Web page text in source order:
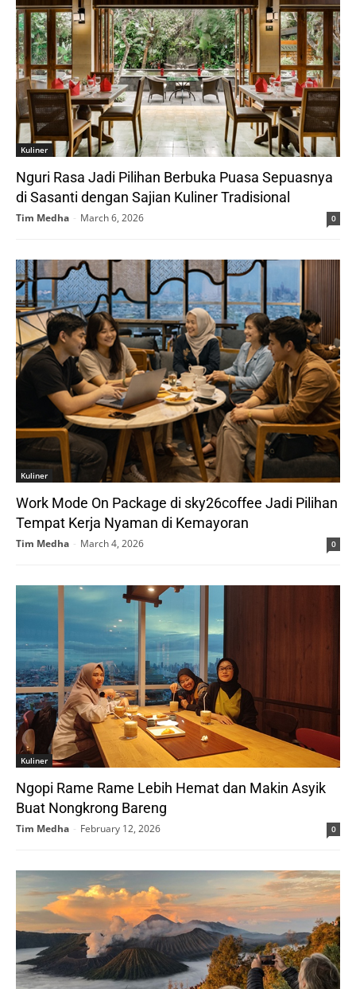
Kuliner
Nguri Rasa Jadi Pilihan Berbuka Puasa Sepuasnya
di Sasanti dengan Sajian Kuliner Tradisional
Tim Medha - March 6, 2026 0
Kuliner
Work Mode On Package di sky26coffee Jadi Pilihan
Tempat Kerja Nyaman di Kemayoran
Tim Medha - March 4, 2026 0
Kuliner
Ngopi Rame Rame Lebih Hemat dan Makin Asyik
Buat Nongkrong Bareng
Tim Medha - February 12, 2026 0